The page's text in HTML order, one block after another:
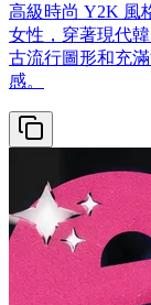
高級時尚 Y2K 風
女性，穿著現代
古流行圖形和充
感。